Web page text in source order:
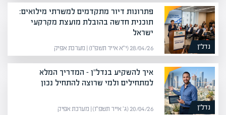
נדל”ן
פתרונות דיור מתקדמים למשרתי מילואים:
תוכנית חדשה בהובלת מועצת מקרקעי
ישראל
28/04/26 (י״א אייר תשפ״ו) | מערכת אפיק
נדל”ן
איך להשקיע בנדל"ן – המדריך המלא
למתחילים ולמי שרוצה להתחיל נכון
20/04/26 (ג׳ אייר תשפ״ו) | מערכת אפיק